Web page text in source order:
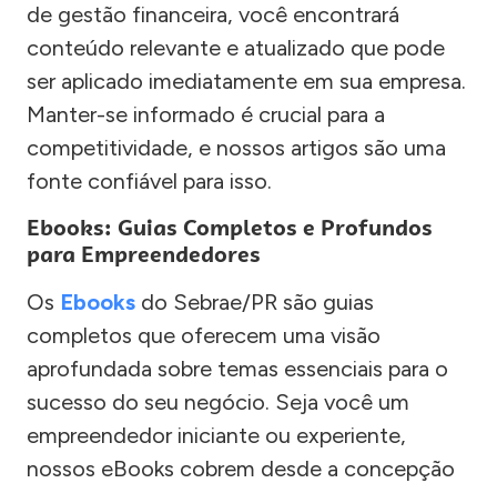
de gestão financeira, você encontrará
conteúdo relevante e atualizado que pode
ser aplicado imediatamente em sua empresa.
Manter-se informado é crucial para a
competitividade, e nossos artigos são uma
fonte confiável para isso.
Ebooks: Guias Completos e Profundos
para Empreendedores
Os Ebooks do Sebrae/PR são guias
completos que oferecem uma visão
aprofundada sobre temas essenciais para o
sucesso do seu negócio. Seja você um
empreendedor iniciante ou experiente,
nossos eBooks cobrem desde a concepção